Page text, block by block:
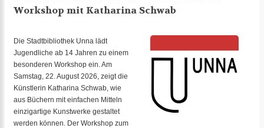
Workshop mit Katharina Schwab
Die Stadtbibliothek Unna lädt
Jugendliche ab 14 Jahren zu einem
besonderen Workshop ein. Am
Samstag, 22. August 2026, zeigt die
Künstlerin Katharina Schwab, wie
aus Büchern mit einfachen Mitteln
einzigartige Kunstwerke gestaltet
werden können. Der Workshop zum